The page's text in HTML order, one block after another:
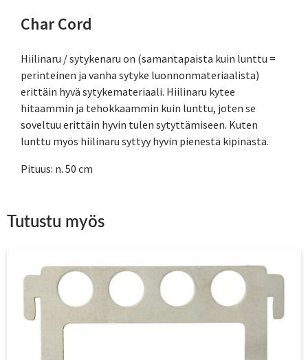
Char Cord
Hiilinaru / sytykenaru on (samantapaista kuin lunttu =
perinteinen ja vanha sytyke luonnonmateriaalista)
erittäin hyvä sytykemateriaali. Hiilinaru kytee
hitaammin ja tehokkaammin kuin lunttu, joten se
soveltuu erittäin hyvin tulen sytyttämiseen. Kuten
lunttu myös hiilinaru syttyy hyvin pienestä kipinästä.
Pituus: n. 50 cm
Tutustu myös